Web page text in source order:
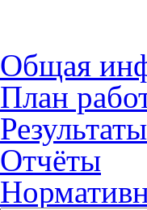
Общая
План
Отчёты